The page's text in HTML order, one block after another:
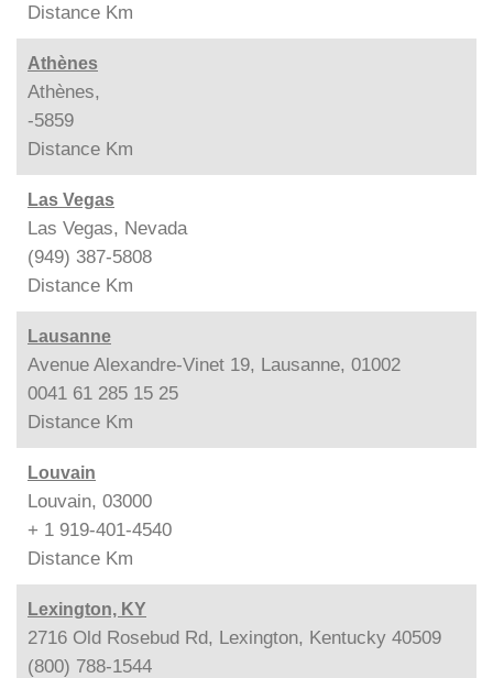
Distance Km
Athènes
Athènes,
-5859
Distance Km
Las Vegas
Las Vegas, Nevada
(949) 387-5808
Distance Km
Lausanne
Avenue Alexandre-Vinet 19, Lausanne, 01002
0041 61 285 15 25
Distance Km
Louvain
Louvain, 03000
+ 1 919-401-4540
Distance Km
Lexington, KY
2716 Old Rosebud Rd, Lexington, Kentucky 40509
(800) 788-1544